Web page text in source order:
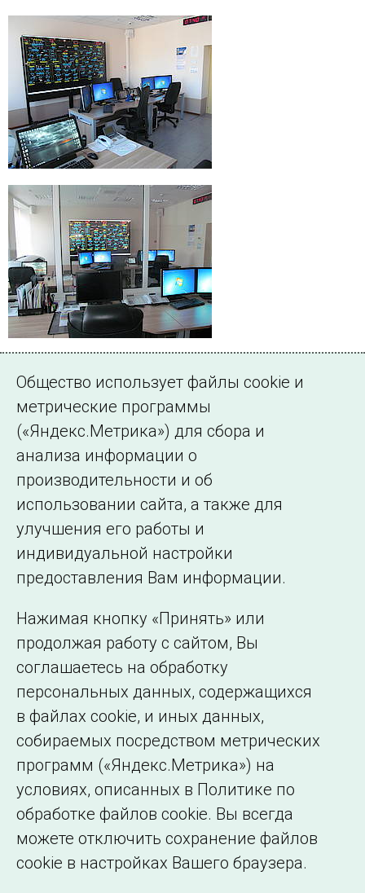
©2005–2026 АО «СО ЕЭС»
Филиалы и
представительства
образовательной
организации
Общество использует файлы cookie и
метрические программы
(«Яндекс.Метрика») для сбора и
анализа информации о
производительности и об
использовании сайта, а также для
улучшения его работы и
индивидуальной настройки
предоставления Вам информации.
Нажимая кнопку «Принять» или
продолжая работу с сайтом, Вы
соглашаетесь на обработку
персональных данных, содержащихся
в файлах cookie, и иных данных,
собираемых посредством метрических
программ («Яндекс.Метрика») на
условиях, описанных в Политике по
обработке файлов cookie. Вы всегда
можете отключить сохранение файлов
cookie в настройках Вашего браузера.